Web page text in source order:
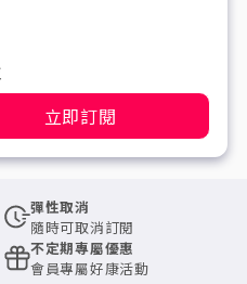
立即訂閱
彈性取消
隨時可取消訂閱
不定期專屬優惠
會員專屬好康活動